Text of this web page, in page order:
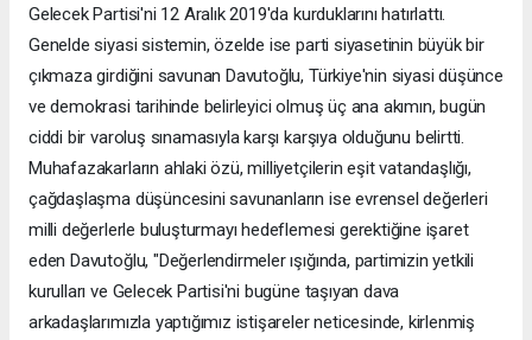
Gelecek Partisi'ni 12 Aralık 2019'da kurduklarını hatırlattı.
Genelde siyasi sistemin, özelde ise parti siyasetinin büyük bir
çıkmaza girdiğini savunan Davutoğlu, Türkiye'nin siyasi düşünce
ve demokrasi tarihinde belirleyici olmuş üç ana akımın, bugün
ciddi bir varoluş sınamasıyla karşı karşıya olduğunu belirtti.
Muhafazakarların ahlaki özü, milliyetçilerin eşit vatandaşlığı,
çağdaşlaşma düşüncesini savunanların ise evrensel değerleri
milli değerlerle buluşturmayı hedeflemesi gerektiğine işaret
eden Davutoğlu, "Değerlendirmeler ışığında, partimizin yetkili
kurulları ve Gelecek Partisi'ni bugüne taşıyan dava
arkadaşlarımızla yaptığımız istişareler neticesinde, kirlenmiş